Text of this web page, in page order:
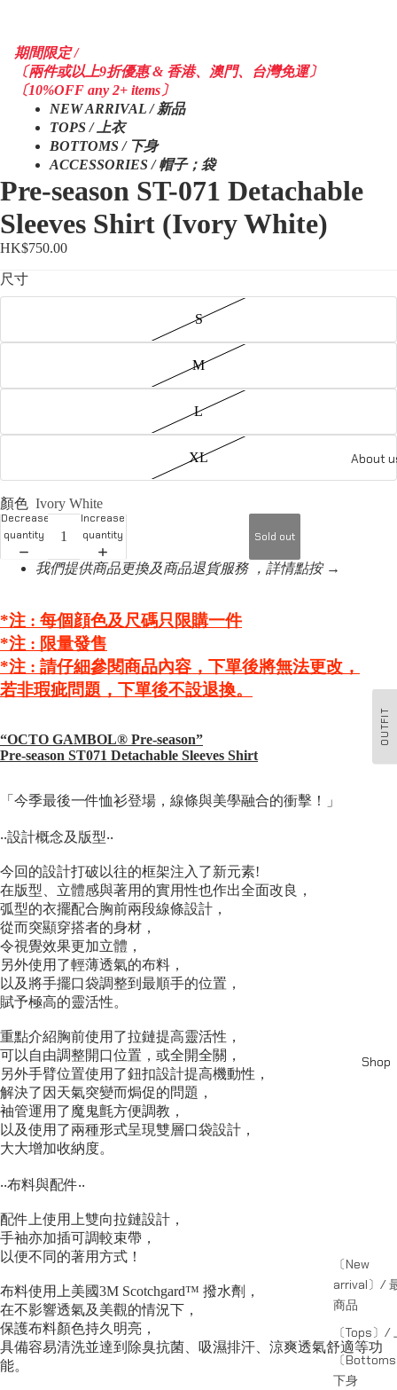
About
Shop
〔New
arrival〕/
商品
〔Tops〕/
〔
下身
OUTFIT
期間限定 /
〔兩件或以上9折優惠 & 香港、澳門、台灣免運〕
〔10%OFF any 2+ items〕
NEW ARRIVAL / 新品
TOPS / 上衣
BOTTOMS / 下身
ACCESSORIES / 帽子；袋
Pre-season ST-071 Detachable
Sleeves Shirt (Ivory White)
HK$750.00
尺寸
S
M
L
XL
顏色 Ivory White
Decrease
quantity
Increase
quantity
Sold out
我們提供商品更換及商品退貨服務 ，詳情點按 →
*注 : 每個顔色及尺碼只限購一件
*注 : 限量發售
*注 : 請仔細參閱商品內容，下單後將無法更改，
若非瑕疵問題，下單後不設退換。
“OCTO GAMBOL®️ Pre-season”
Pre-season ST071 Detachable Sleeves Shirt
「今季最後一件恤衫登場，線條與美學融合的衝擊！」
‧‧設計概念及版型‧‧
今回的設計打破以往的框架注入了新元素!
在版型、立體感與著用的實用性也作出全面改良，
弧型的衣擺配合胸前兩段線條設計，
從而突顯穿搭者的身材，
令視覺效果更加立體，
另外使用了輕薄透氣的布料，
以及將手擺口袋調整到最順手的位置，
賦予極高的靈活性。
重點介紹胸前使用了拉鏈提高靈活性，
可以自由調整開口位置，或全開全關，
另外手臂位置使用了鈕扣設計提高機動性，
解決了因天氣突變而焗促的問題，
袖管運用了魔鬼氈方便調教，
以及使用了兩種形式呈現雙層口袋設計，
大大增加收納度。
‧‧布料與配件‧‧
配件上使用上雙向拉鏈設計，
手袖亦加插可調較束帶，
以便不同的著用方式！
布料使用上美國3M Scotchgard™ 撥水劑，
在不影響透氣及美觀的情況下，
保護布料顏色持久明亮，
具備容易清洗並達到除臭抗菌、吸濕排汗、涼爽透氣舒適等功
能。